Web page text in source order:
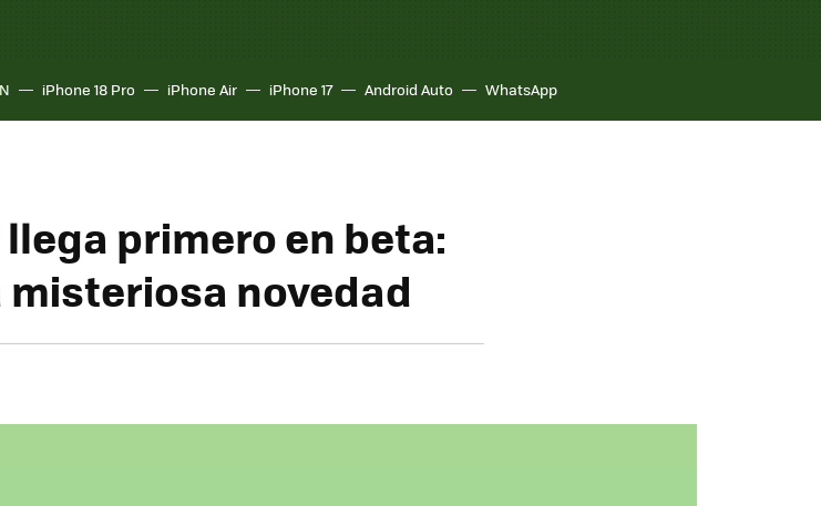
iPhone 18 Pro iPhone Air iPhone 17 Android Auto WhatsApp
primero en beta:
misteriosa novedad